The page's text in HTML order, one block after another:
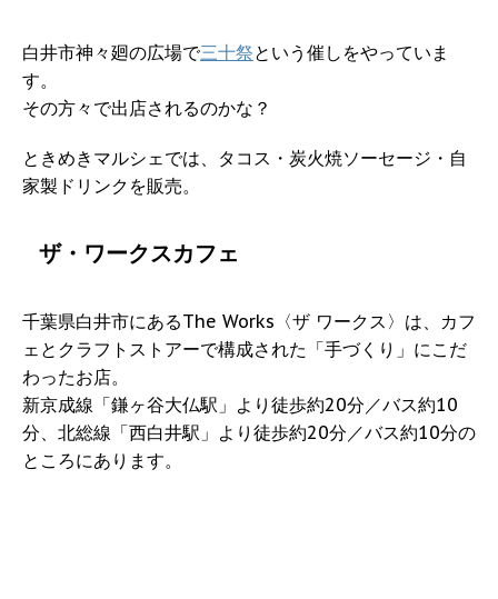
白井市神々廻の広場で三十祭という催しをやっていま
す。
その方々で出店されるのかな？
ときめきマルシェでは、タコス・炭火焼ソーセージ・自
家製ドリンクを販売。
ザ・ワークスカフェ
千葉県白井市にあるThe Works〈ザ ワークス〉は、カフ
ェとクラフトストアーで構成された「手づくり」にこだ
わったお店。
新京成線「鎌ヶ谷大仏駅」より徒歩約20分／バス約10
分、北総線「西白井駅」より徒歩約20分／バス約10分の
ところにあります。